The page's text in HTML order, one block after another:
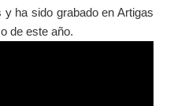
ha sido grabado en Artigas
de este año.